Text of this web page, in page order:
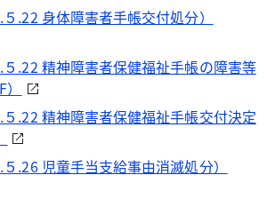
.22 身体障害者手帳交付処分）
５.22 精神障害者保健福祉手帳の障害等
.22 精神障害者保健福祉手帳交付決定
.26 児童手当支給事由消滅処分）